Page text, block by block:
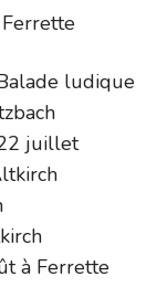
ludique
juillet
à Ferrette